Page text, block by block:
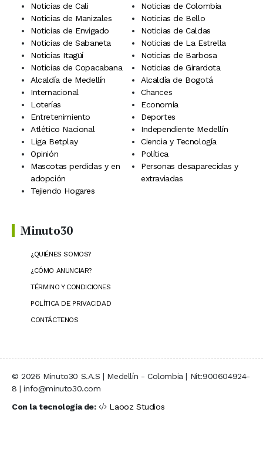
Noticias de Cali
Noticias de Colombia
Noticias de Manizales
Noticias de Bello
Noticias de Envigado
Noticias de Caldas
Noticias de Sabaneta
Noticias de La Estrella
Noticias Itagüí
Noticias de Barbosa
Noticias de Copacabana
Noticias de Girardota
Alcaldía de Medellín
Alcaldía de Bogotá
Internacional
Chances
Loterías
Economía
Entretenimiento
Deportes
Atlético Nacional
Independiente Medellín
Liga Betplay
Ciencia y Tecnología
Opinión
Política
Mascotas perdidas y en
adopción
Personas desaparecidas y
extraviadas
Tejiendo Hogares
Minuto30
¿QUIÉNES SOMOS?
¿CÓMO ANUNCIAR?
TÉRMINO Y CONDICIONES
POLÍTICA DE PRIVACIDAD
CONTÁCTENOS
© 2026 Minuto30 S.A.S | Medellín - Colombia | Nit:900604924-
8 | info@minuto30.com
Con la tecnología de:
Laooz Studios